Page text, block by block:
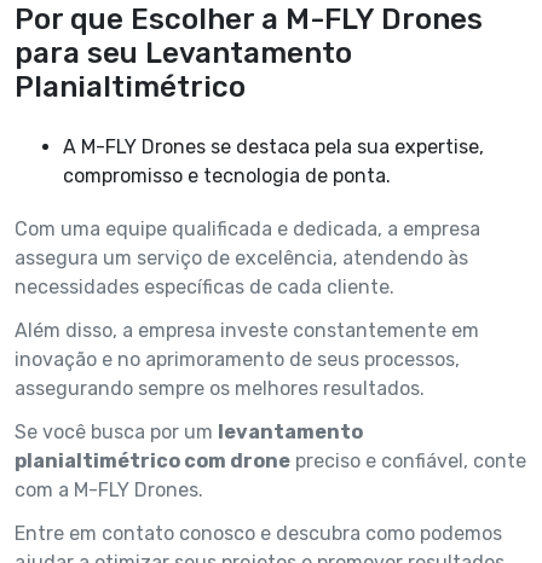
Por que Escolher a M-FLY Drones
para seu Levantamento
Planialtimétrico
A M-FLY Drones se destaca pela sua expertise,
compromisso e tecnologia de ponta.
Com uma equipe qualificada e dedicada, a empresa
assegura um serviço de excelência, atendendo às
necessidades específicas de cada cliente.
Além disso, a empresa investe constantemente em
inovação e no aprimoramento de seus processos,
assegurando sempre os melhores resultados.
Se você busca por um levantamento
planialtimétrico com drone preciso e confiável, conte
com a M-FLY Drones.
Entre em contato conosco e descubra como podemos